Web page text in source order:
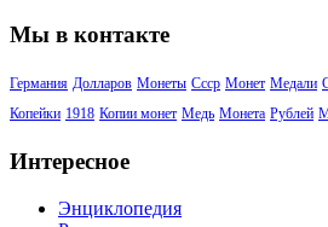
Мы в контакте
Германия Долларов Монеты Ссср Монет Медали
Копейки 1918 Копии монет Медь Монета Рублей
Интересное
Энциклопедия